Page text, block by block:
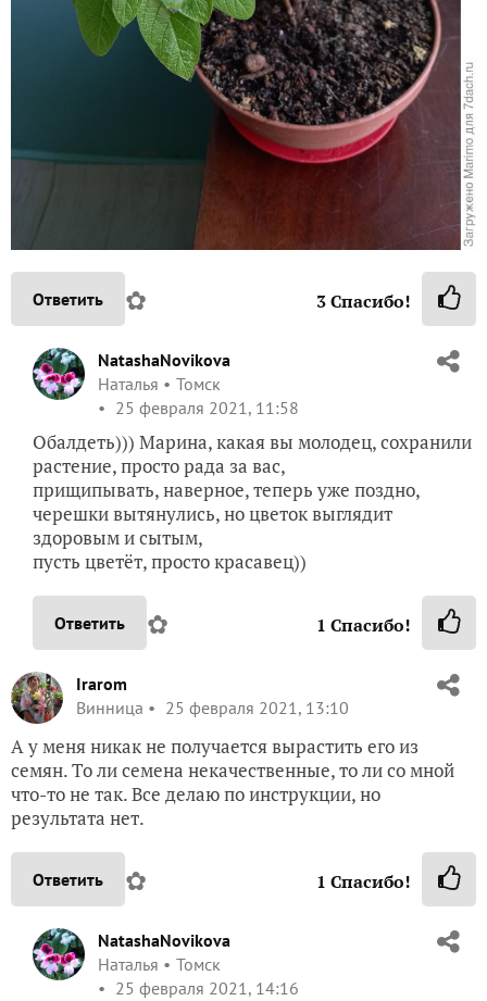
Ответить ✿ 3Спасибо!
NatashaNovikova
Наталья
Томск
25 февраля 2021, 11:58
Обалдеть))) Марина, какая вы молодец, сохранили
растение, просто рада за вас,
прищипывать, наверное, теперь уже поздно,
черешки вытянулись, но цветок выглядит
здоровым и сытым,
пусть цветёт, просто красавец))
Ответить ✿ 1 Спасибо!
Irarom
Винница
25 февраля 2021, 13:10
А у меня никак не получается вырастить его из
семян. То ли семена некачественные, то ли со мной
что-то не так. Все делаю по инструкции, но
результата нет.
Ответить ✿ 1 Спасибо!
NatashaNovikova
Наталья
Томск
25 февраля 2021, 14:16